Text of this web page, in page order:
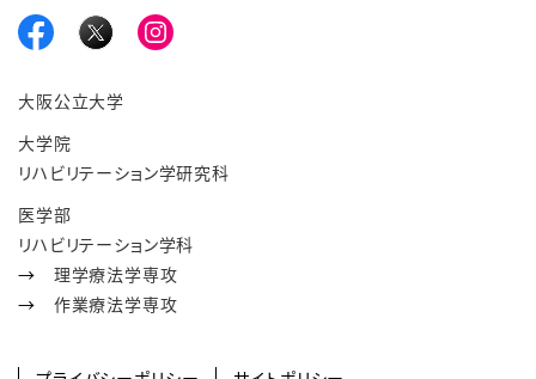
大阪公立大学
大学院
リハビリテーション学研究科
医学部
リハビリテーション学科
→ 理学療法学専攻
→ 作業療法学専攻